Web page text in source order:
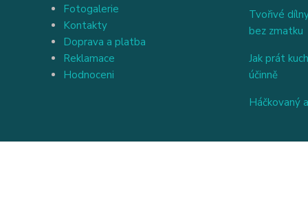
Fotogalerie
Kontakty
Doprava a platba
Reklamace
Hodnoceni
Tvořivé
bez zmatku
Jak prát
účinně
Háčkovaný